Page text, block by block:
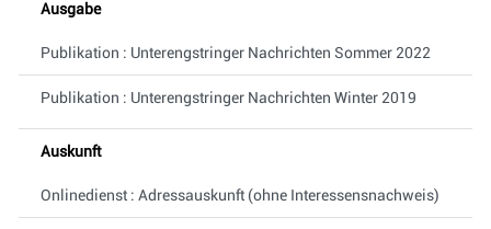
Ausgabe
Publikation : Unterengstringer Nachrichten Sommer 2022
Publikation : Unterengstringer Nachrichten Winter 2019
Auskunft
Onlinedienst : Adressauskunft (ohne Interessensnachweis)